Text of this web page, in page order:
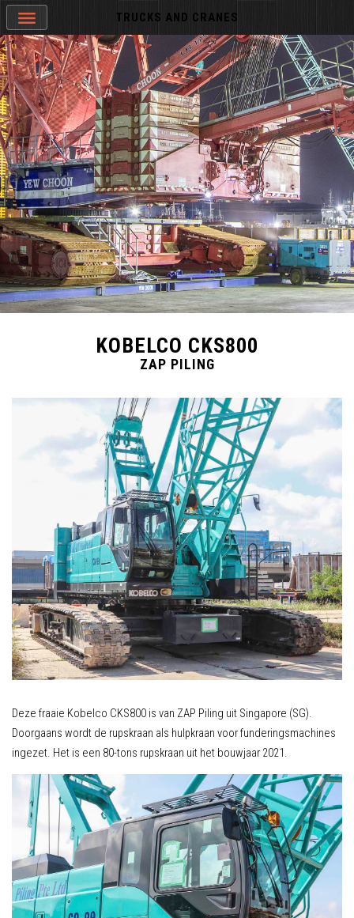
KOBELCO CKS800
ZAP PILING
Deze fraaie Kobelco CKS800 is van ZAP Piling uit Singapore (SG).
Doorgaans wordt de rupskraan als hulpkraan voor funderingsmachines
ingezet. Het is een 80-tons rupskraan uit het bouwjaar 2021.
TRUCKS AND CRANES